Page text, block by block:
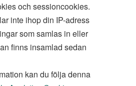
och sessioncookies.
inte ihop din IP-adress
som samlas in eller
finns insamlad sedan
kan du följa denna